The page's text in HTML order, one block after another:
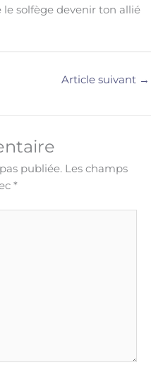
le solfège devenir ton allié
Article suivant →
publiée. Les champs
*